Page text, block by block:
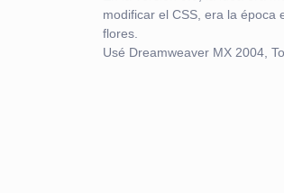
modificar el CSS, era la
flores.
Usé Dreamweaver MX 2004,